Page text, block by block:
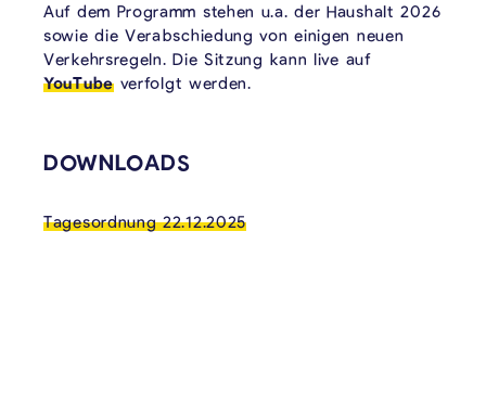
Auf dem Programm stehen u.a. der Haushalt 2026
sowie die Verabschiedung von einigen neuen
Verkehrsregeln. Die Sitzung kann live auf
YouTubeverfolgt werden.
VERKNÜPFTE INHALTE
DOWNLOADS
Tagesordnung 22.12.2025